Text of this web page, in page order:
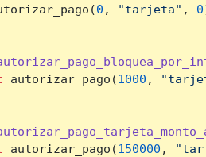
0 , "tarjeta" , 0
autorizar_pago(1000 ,
autorizar_pago(150000 ,